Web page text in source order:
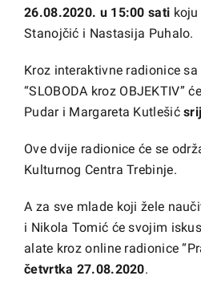
26.08.2020. u 15:00 sati
Stanojčić i Nastasija Puhalo.
Kroz interaktivne radionice
“SLOBODA kroz OBJEKTIV”
Pudar i Margareta Kutlešić
Ove dvije radionice će se
Kulturnog Centra Trebinje.
A za sve mlade koji žele
i Nikola Tomić će svojim
alate kroz online radionice
četvrtka 27.08.2020.